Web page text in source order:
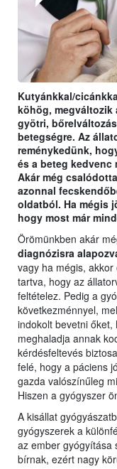
Kutyánkkal/
köhög, megváltozik
gyötri,
betegségre. Az
reménykedünk,
és a beteg kedvenc
Akár még
azonnal
oldatból. Ha mégis
hogy most már
Örömünkben akár
diagnózisra
vagy ha mégis,
tartva, hogy az
feltételez. Pedig a
következménnyel,
indokolt bevetni
meghaladja annak
kérdésfeltevés
felé, hogy a páciens
gazda valószínűleg
Hiszen a gyógyszer
A kisállat
gyógyszerek a
az ember gyógyítása
bírnak, ezért nagy